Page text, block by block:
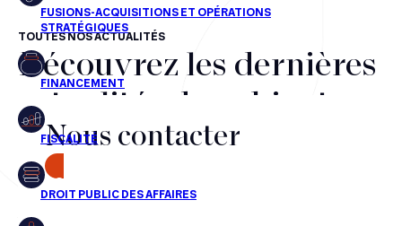
FR EN
Fusions-acquisitions et opérations stratégiques
Financement
Fiscalité
Droit public des affaires
TOUTES NOS ACTUALITÉS
Découvrez les dernières
actualités du cabinet,
nos récompenses et nos
transactions, jour après
Nous contacter